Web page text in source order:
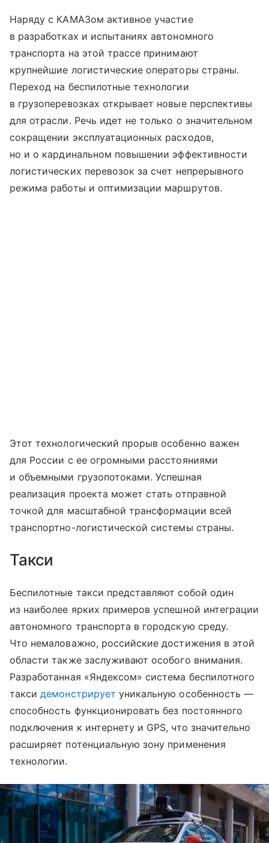
Наряду с КАМАЗом активное участие
в разработках и испытаниях автономного
транспорта на этой трассе принимают
крупнейшие логистические операторы страны.
Переход на беспилотные технологии
в грузоперевозках открывает новые перспективы
для отрасли. Речь идет не только о значительном
сокращении эксплуатационных расходов,
но и о кардинальном повышении эффективности
логистических перевозок за счет непрерывного
режима работы и оптимизации маршрутов.
Этот технологический прорыв особенно важен
для России с ее огромными расстояниями
и объемными грузопотоками. Успешная
реализация проекта может стать отправной
точкой для масштабной трансформации всей
транспортно-логистической системы страны.
Такси
Беспилотные такси представляют собой один
из наиболее ярких примеров успешной интеграции
автономного транспорта в городскую среду.
Что немаловажно, российские достижения в этой
области также заслуживают особого внимания.
Разработанная «Яндексом» система беспилотного
таксидемонстрирует уникальную особенность —
способность функционировать без постоянного
подключения к интернету и GPS, что значительно
расширяет потенциальную зону применения
технологии.